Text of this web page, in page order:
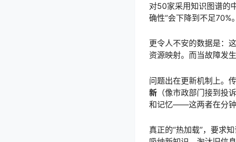
对50家采用知识图谱的
确性”会下降到不足70%
更令人不安的数据是：
资源映射。而当故障发
问题出在更新机制上。
新 （像市政部门接到投
和记忆——这两者在分钟
真正的“热加载”，要求